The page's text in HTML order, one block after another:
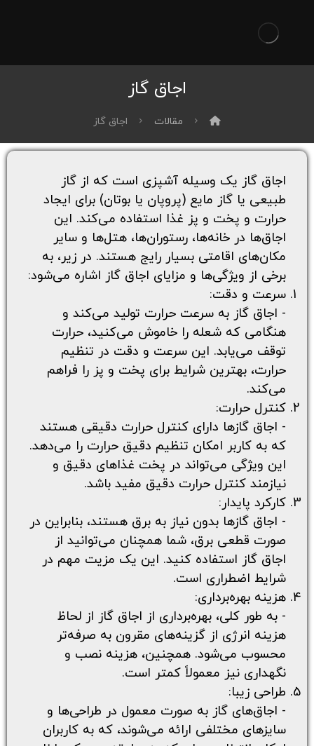
اجاق گاز
مقالات اجاق گاز
اجاق گاز یک وسیله آشپزی است که از گاز
طبیعی یا گاز مایع (پروپان یا بوتان) برای ایجاد
حرارت و پخت و پز غذا استفاده می‌کند. این
اجاق‌ها در خانه‌ها، رستوران‌ها، هتل‌ها و سایر
مکان‌های اقامتی بسیار رایج هستند. در زیر، به
برخی از ویژگی‌ها و مزایای اجاق گاز اشاره می‌شود:
سرعت و دقت:
- اجاق گاز به سرعت حرارت تولید می‌کند و
هنگامی که شعله را خاموش می‌کنید، حرارت
توقف می‌یابد. این سرعت و دقت در تنظیم
حرارت، بهترین شرایط برای پخت و پز را فراهم
می‌کند.
کنترل حرارت:
- اجاق گازها دارای کنترل حرارت دقیقی هستند
که به کاربر امکان تنظیم دقیق حرارت را می‌دهد.
این ویژگی می‌تواند در پخت غذاهای دقیق و
نیازمند کنترل حرارت دقیق مفید باشد.
کارکرد پایدار:
- اجاق گازها بدون نیاز به برق هستند، بنابراین در
صورت قطعی برق، شما همچنان می‌توانید از
اجاق گاز استفاده کنید. این یک مزیت مهم در
شرایط اضطراری است.
هزینه بهره‌برداری:
- به طور کلی، بهره‌برداری از اجاق گاز از لحاظ
هزینه انرژی از گزینه‌های مقرون به صرفه‌تر
محسوب می‌شود. همچنین، هزینه نصب و
نگهداری نیز معمولاً کمتر است.
طراحی زیبا:
- اجاق‌های گاز به صورت معمول در طراحی‌ها و
سایزهای مختلفی ارائه می‌شوند، که به کاربران